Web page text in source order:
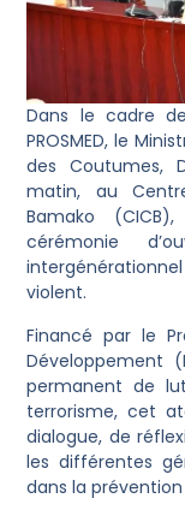
Dans le cadre
PROSMED, le
des Coutumes,
matin, au
Bamako
cérémonie
violent.
Financé par le
Développement
permanent de
terrorisme, cet
dialogue, de
les différentes
dans la